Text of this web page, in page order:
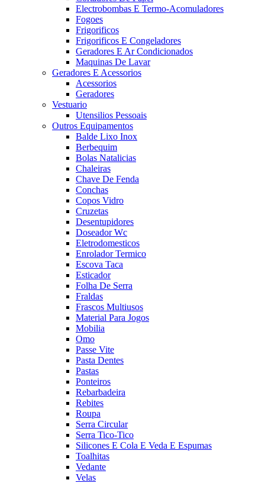
Electrobombas E Termo-Acomuladores
Fogoes
Frigorificos
Frigorificos E Congeladores
Geradores E Ar Condicionados
Maquinas De Lavar
Geradores E Acessorios
Acessorios
Geradores
Vestuario
Utensilios Pessoais
Outros Equipamentos
Balde Lixo Inox
Berbequim
Bolas Natalicias
Chaleiras
Chave De Fenda
Conchas
Copos Vidro
Cruzetas
Desentupidores
Doseador Wc
Eletrodomesticos
Enrolador Termico
Escova Taca
Esticador
Folha De Serra
Fraldas
Frascos Multiusos
Material Para Jogos
Mobilia
Omo
Passe Vite
Pasta Dentes
Pastas
Ponteiros
Rebarbadeira
Rebites
Roupa
Serra Circular
Serra Tico-Tico
Silicones E Cola E Veda E Espumas
Toalhitas
Vedante
Velas